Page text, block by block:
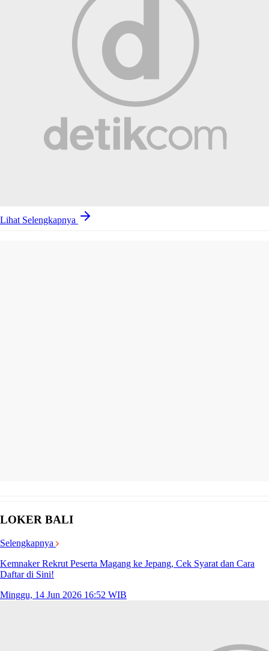
Lihat Selengkapnya
LOKER BALI
Selengkapnya
Kemnaker Rekrut Peserta Magang ke Jepang, Cek Syarat dan Cara
Daftar di Sini!
Minggu, 14 Jun 2026 16:52 WIB